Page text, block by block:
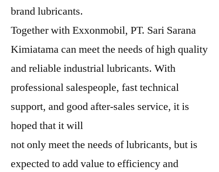
brand lubricants.
Together with Exxonmobil, PT. Sari Sarana
Kimiatama can meet the needs of high quality
and reliable industrial lubricants. With
professional salespeople, fast technical
support, and good after-sales service, it is
hoped that it will
not only meet the needs of lubricants, but is
expected to add value to efficiency and